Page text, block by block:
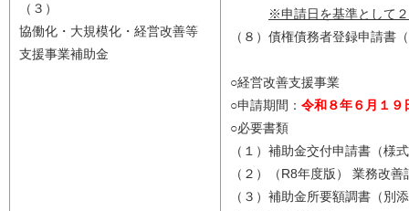
（３）
協働化・大規模化・経営改善等
支援事業補助金
※申請日を基準として
（８）債権債務者登録申請書
○経営改善支援事業
○申請期間： 令和８年６月１９
○必要書類
（１）補助金交付申請書（様
（２）（R8年度版） 業務改善
（３）補助金所要額調書（別